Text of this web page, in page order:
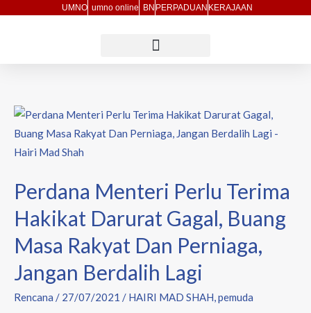
UMNO umno online BN PERPADUAN KERAJAAN
Perdana Menteri Perlu Terima
Hakikat Darurat Gagal, Buang
Masa Rakyat Dan Perniaga,
Jangan Berdalih Lagi
Rencana / 27/07/2021 / HAIRI MAD SHAH pemuda
Perdana
Menteri
Perlu
Hakikat
Darurat
Gagal,
Buang
Masa
Rakyat
Dan